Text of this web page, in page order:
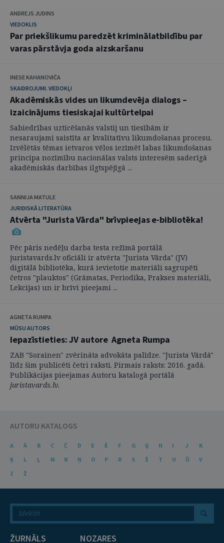
ANDREJS JUDINS
VIEDOKLIS
Par priekšlikumu paredzēt kriminālatbildību par
varas pārstāvja goda aizskaršanu
INESE KAHANOVIČA
SKAIDROJUMI. VIEDOKĻI
Akadēmiskās vides un likumdevēja dialogs –
izaicinājums tiesiskajai kultūrtelpai
Sabiedrības uzticēšanās valstij un tiesībām ir
nesaraujami saistīta ar kvalitatīvu likumdošanas procesu.
Izvēlētās tēmas ietvaros vēlos iezīmēt labas likumdošanas
principa nozīmību nacionālas valsts interesēm saderīgā
akadēmiskās darbības ilgtspējīgā ...
SANNIJA MATULE
JURIDISKĀ LITERATŪRA
Atvērta "Jurista Vārda" brīvpieejas e-bibliotēka!
Pēc pāris nedēļu darba testa režīmā portālā
juristavards.lv oficiāli ir atvērta "Jurista Vārda" (JV)
digitālā bibliotēka, kurā ievietotie materiāli sagrupēti
četros "plauktos" (Grāmatas, Periodika, Prakses materiāli,
Lekcijas) un ir brīvi pieejami ...
AGNETA RUMPA
MŪSU AUTORS
Iepazīstieties: JV autore Agneta Rumpa
ZAB "Sorainen" zvērināta advokāta palīdze. "Jurista Vārdā"
līdz šim publicēti četri raksti. Pirmais raksts: 2016. gadā.
Publikācijas pieejamas Autoru katalogā portālā
juristavards.lv.
AUTORU KATALOGS
A Ā B C Č D E Ē F G Ģ H I J
K
Ķ
L Ļ M N Ņ O P R S Š T U Ū
V
Z
Ž
ŽURNĀLS NOZARES